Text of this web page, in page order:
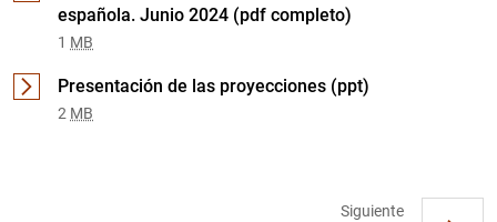
española. Junio 2024 (pdf completo)
1 MB
Presentación de las proyecciones (ppt)
2 MB
Siguiente